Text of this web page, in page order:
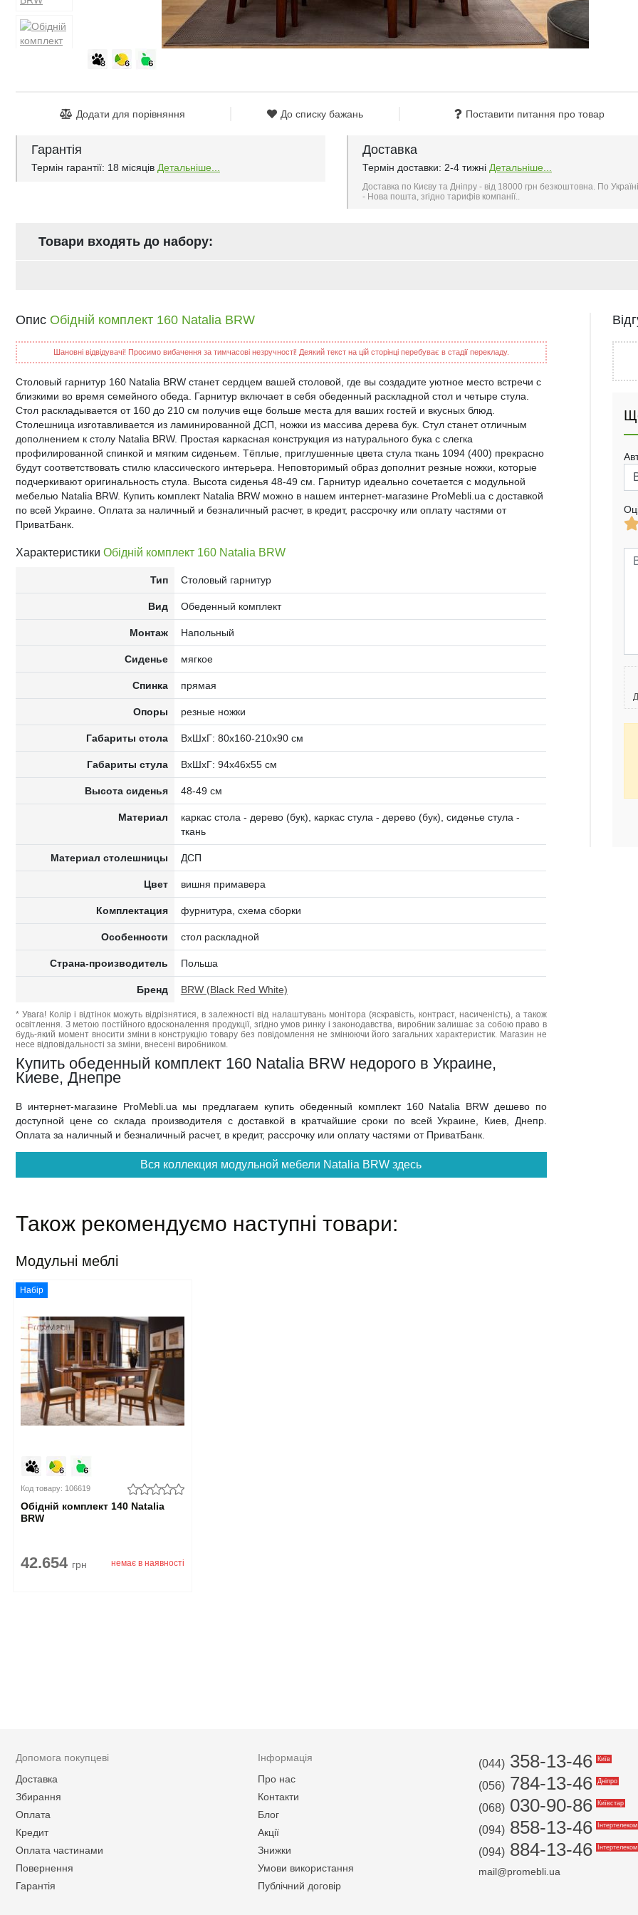
Додати для порівняння До списку бажань Поставити питання про товар
Гарантія
Термін гарантії: 18 місяців Детальніше...
Доставка
Термін доставки: 2-4 тижні Детальніше...
Доставка по Києву та Дніпру - від 18000 грн безкоштовна. По Україні
- Нова пошта, згідно тарифів компанії..
Товари входять до набору:
Опис Обідній комплект 160 Natalia BRW
Шановні відвідувачі! Просимо вибачення за тимчасові незручності! Деякий текст на цій сторінці перебуває в стадії перекладу.
Столовый гарнитур 160 Natalia BRW станет сердцем вашей столовой, где вы создадите уютное место встречи с
близкими во время семейного обеда. Гарнитур включает в себя обеденный раскладной стол и четыре стула.
Стол раскладывается от 160 до 210 см получив еще больше места для ваших гостей и вкусных блюд.
Столешница изготавливается из ламинированной ДСП, ножки из массива дерева бук. Стул станет отличным
дополнением к столу Natalia BRW. Простая каркасная конструкция из натурального бука с слегка
профилированной спинкой и мягким сиденьем. Тёплые, приглушенные цвета стула ткань 1094 (400) прекрасно
будут соответствовать стилю классического интерьера. Неповторимый образ дополнит резные ножки, которые
подчеркивают оригинальность стула. Высота сиденья 48-49 см. Гарнитур идеально сочетается с модульной
мебелью Natalia BRW. Купить комплект Natalia BRW можно в нашем интернет-магазине ProMebli.ua с доставкой
по всей Украине. Оплата за наличный и безналичный расчет, в кредит, рассрочку или оплату частями от
ПриватБанк.
Характеристики Обідній комплект 160 Natalia BRW
Тип Столовый гарнитур
Вид Обеденный комплект
Монтаж Напольный
Сиденье мягкое
Спинка прямая
Опоры резные ножки
Габариты стола ВxШxГ: 80x160-210х90 см
Габариты стула ВxШxГ: 94x46х55 см
Высота сиденья 48-49 см
Материал
каркас стола - дерево (бук), каркас стула - дерево (бук), сиденье стула -
ткань
Материал столешницы ДСП
Цвет вишня примавера
Комплектация фурнитура, схема сборки
Особенности стол раскладной
Страна-производитель Польша
Бренд BRW (Black Red White)
* Увага! Колір і відтінок можуть відрізнятися, в залежності від налаштувань монітора (яскравість, контраст, насиченість), а також
освітлення. З метою постійного вдосконалення продукції, згідно умов ринку і законодавства, виробник залишає за собою право в
будь-який момент вносити зміни в конструкцію товару без повідомлення не змінюючи його загальних характеристик. Магазин не
несе відповідальності за зміни, внесені виробником.
Купить обеденный комплект 160 Natalia BRW недорого в Украине,
Киеве, Днепре
В интернет-магазине ProMebli.ua мы предлагаем купить обеденный комплект 160 Natalia BRW дешево по
доступной цене со склада производителя с доставкой в кратчайшие сроки по всей Украине, Киев, Днепр.
Оплата за наличный и безналичный расчет, в кредит, рассрочку или оплату частями от ПриватБанк.
Вся коллекция модульной мебели Natalia BRW здесь
Також рекомендуємо наступні товари:
Модульні меблі
Набір
Код товару: 106619
Обідній комплект 140 Natalia
BRW
42.654 грн немає в наявності
Допомога покупцеві
Доставка
Збирання
Оплата
Кредит
Оплата частинами
Повернення
Гарантія
Інформація
Про нас
Контакти
Блог
Акції
Знижки
Умови використання
Публічний договір
(044) 358-13-46 Київ
(056) 784-13-46 Дніпро
(068) 030-90-86 Київстар
(094) 858-13-46 Інтертелеком
(094) 884-13-46 Інтертелеком
mail@promebli.ua